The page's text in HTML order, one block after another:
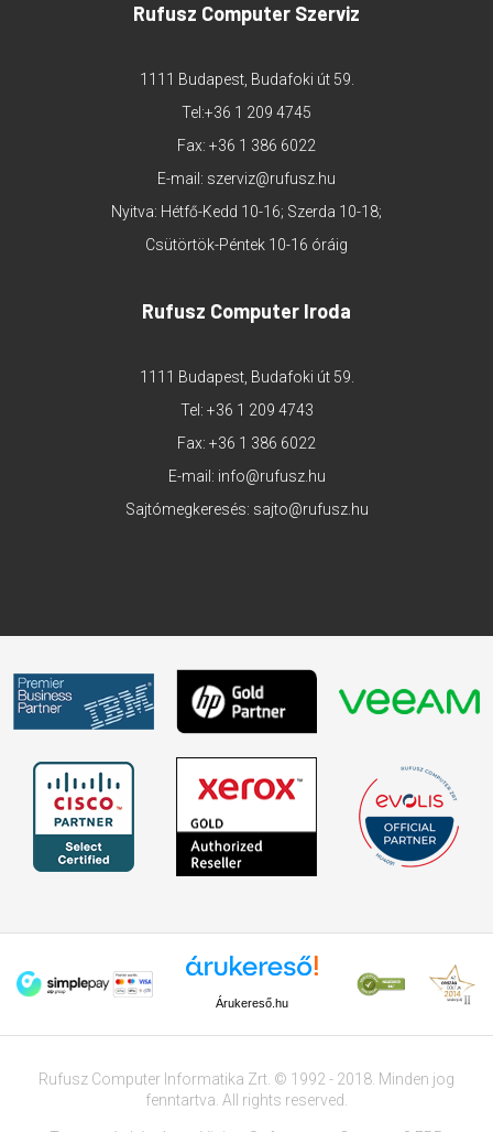
Rufusz Computer Szerviz
1111 Budapest, Budafoki út 59.
Tel:+36 1 209 4745
Fax: +36 1 386 6022
E-mail: szerviz@rufusz.hu
Nyitva: Hétfő-Kedd 10-16; Szerda 10-18;
Csütörtök-Péntek 10-16 óráig
Rufusz Computer Iroda
1111 Budapest, Budafoki út 59.
Tel: +36 1 209 4743
Fax: +36 1 386 6022
E-mail: info@rufusz.hu
Sajtómegkeresés: sajto@rufusz.hu
Árukereső.hu
Rufusz Computer Informatika Zrt. © 1992 - 2018. Minden jog
fenntartva. All rights reserved.